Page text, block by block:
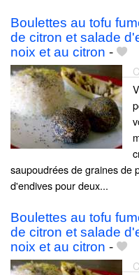
Boulettes au tofu
de citron et salade
noix et au citron -
saupoudrées de graines de
d'endives pour deux...
Boulettes au tofu
de citron et salade
noix et au citron -